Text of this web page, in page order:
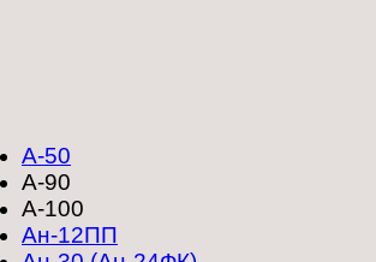
А-50
А-90
А-100
Ан-12ПП